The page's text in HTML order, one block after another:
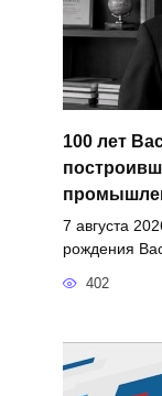
100 лет
7 августа
рождения
402